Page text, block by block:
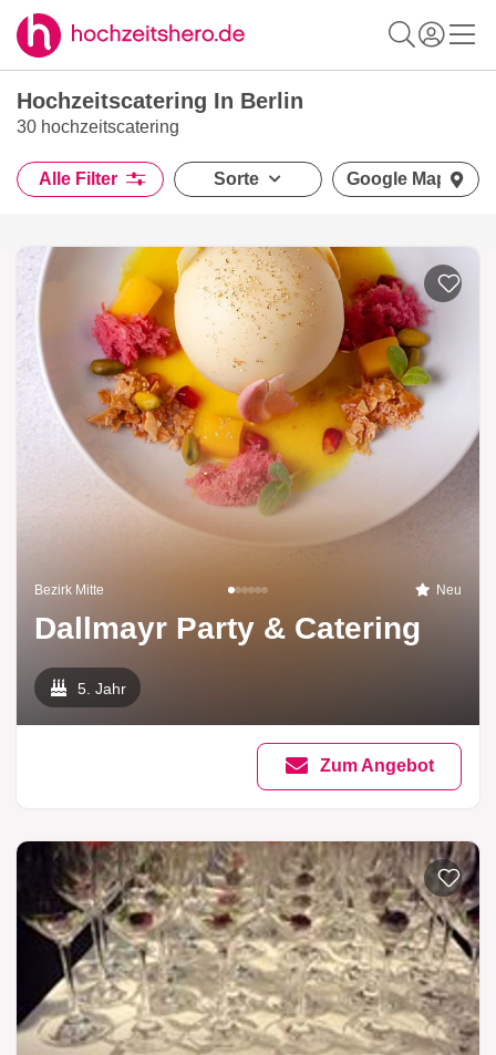
Hochzeitscatering In Berlin
30 hochzeitscatering
Alle Filter Sorte Google Maps
Bezirk Mitte Neu
Dallmayr Party & Catering
5. Jahr
Zum Angebot